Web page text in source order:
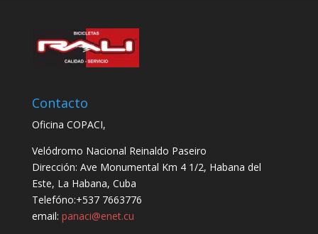
Contacto
Oficina COPACI,
Velódromo Nacional Reinaldo Paseiro
Dirección: Ave Monumental Km 4 1/2, Habana del
Este, La Habana, Cuba
Telefóno:+537 7663776
email: panaci@enet.cu